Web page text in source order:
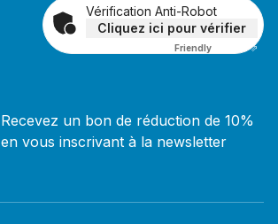
Vérification Anti-Robot
Cliquez ici pour vérifier
Friendly Captcha ⇗
Recevez un bon de réduction de 10%
en vous inscrivant à la newsletter